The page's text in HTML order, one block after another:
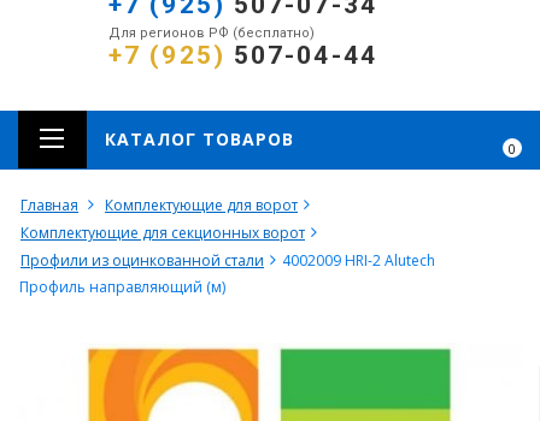
Для регионов РФ (бесплатно)
+7 (925) 507-04-44
0
КАТАЛОГ ТОВАРОВ
Главная
Комплектующие для ворот
Комплектующие для секционных ворот
Профили из оцинкованной стали
4002009 HRI-2 Alutech
Профиль направляющий (м)